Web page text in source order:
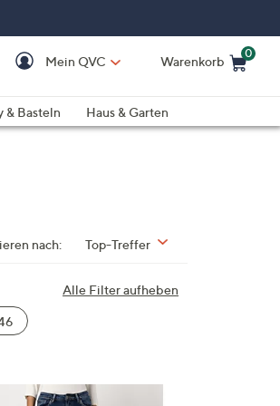
Mein QVC Warenkorb
0
& Basteln
Haus & Garten
nach: Top-Treffer
Alle Filter aufheben